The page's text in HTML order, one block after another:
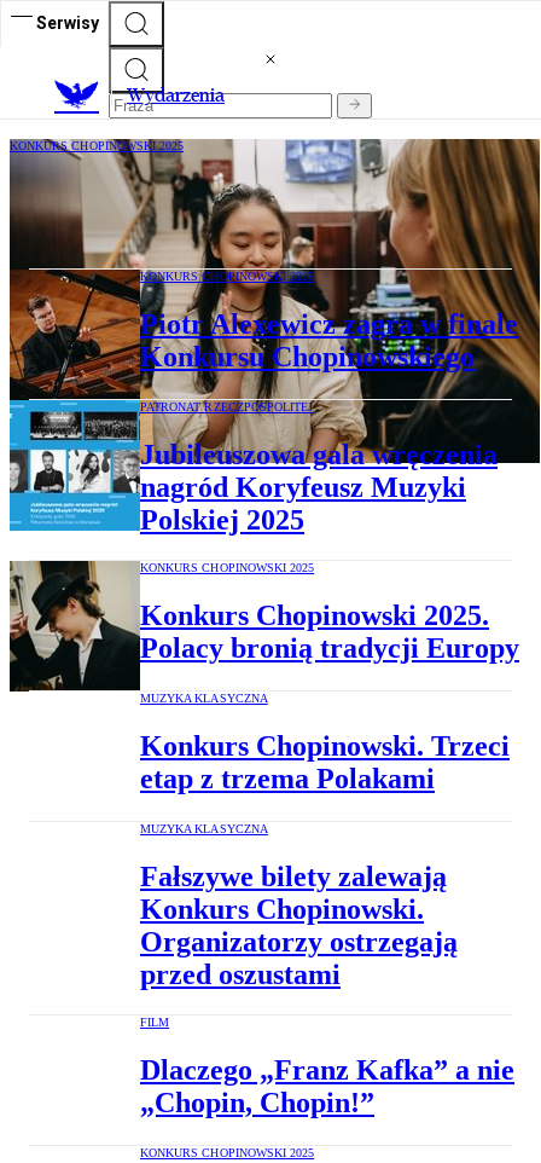
Serwisy
Wydarzenia
KONKURS CHOPINOWSKI 2025
Konkurs Chopinowski. Trwa finał i są
faworyci do zwycięstwa
KONKURS CHOPINOWSKI 2025
Piotr Alexewicz zagra w finale
Konkursu Chopinowskiego
PATRONAT RZECZPOSPOLITEJ
Jubileuszowa gala wręczenia
nagród Koryfeusz Muzyki
Polskiej 2025
KONKURS CHOPINOWSKI 2025
Konkurs Chopinowski 2025.
Polacy bronią tradycji Europy
MUZYKA KLASYCZNA
Konkurs Chopinowski. Trzeci
etap z trzema Polakami
MUZYKA KLASYCZNA
Fałszywe bilety zalewają
Konkurs Chopinowski.
Organizatorzy ostrzegają
przed oszustami
FILM
Dlaczego „Franz Kafka” a nie
„Chopin, Chopin!”
KONKURS CHOPINOWSKI 2025